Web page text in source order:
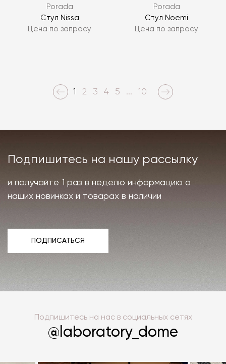
Porada
Стул Nissa
Цена по запросу
Porada
Стул Noemi
Цена по запросу
1 2 3 4 5 ... 10
Подпишитесь на нашу рассылку
и получайте 1 раз в неделю информацию о
наших новинках и товарах в наличии
ПОДПИСАТЬСЯ
Подпишитесь на нас в социальных сетях
@laboratory_dome